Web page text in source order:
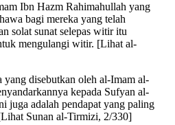
Ibn Hazm Rahimahullah yang
bagi mereka yang telah
solat sunat selepas witir itu
mengulangi witir. [Lihat al-
yang disebutkan oleh al-Imam al-
kepada Sufyan al-
juga adalah pendapat yang paling
Sunan al-Tirmizi, 2/330]